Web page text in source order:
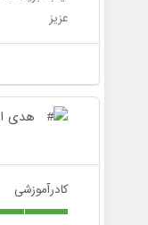
عزیز
هدی
کادرآموزشی